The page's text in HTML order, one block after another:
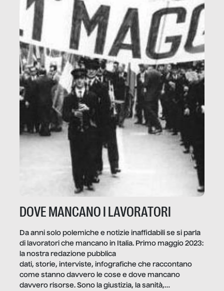
DOVE MANCANO I LAVORATORI
Da anni solo polemiche e notizie inaffidabili se si parla
di lavoratori che mancano in Italia. Primo maggio 2023:
la nostra redazione pubblica
dati, storie, interviste, infografiche che raccontano
come stanno davvero le cose e dove mancano
davvero risorse. Sono la giustizia, la sanità,